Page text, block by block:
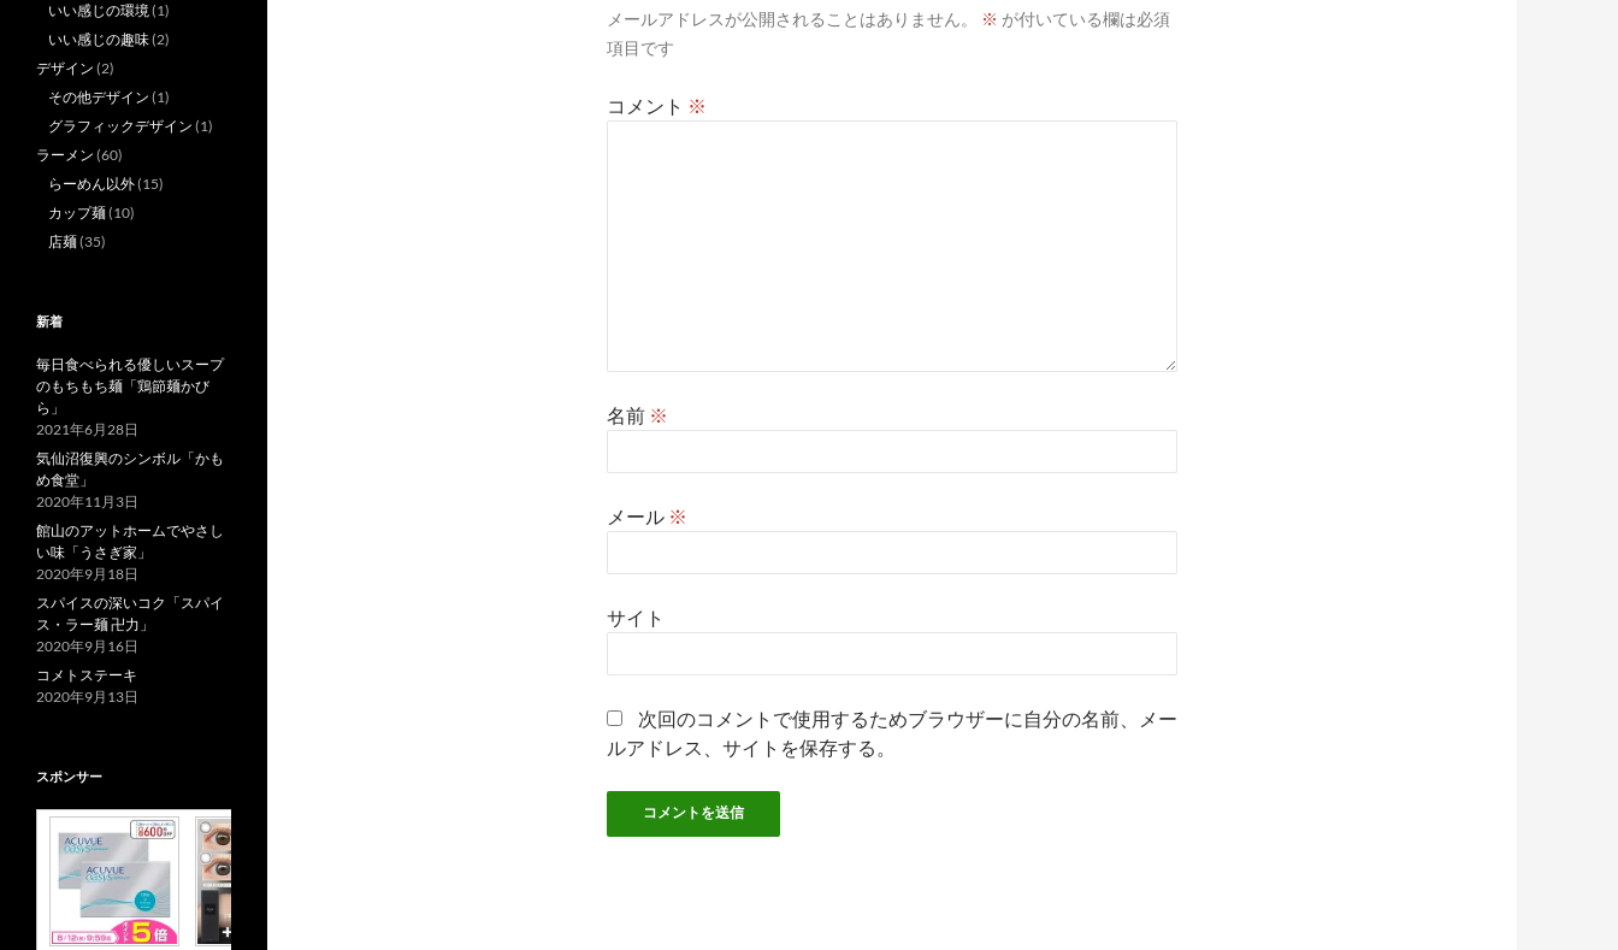
メールアドレスが公開されることはありません。 ※ が付いている欄は必須
項目です
コメント ※
名前 ※
メール ※
サイト
次回のコメントで使用するためブラウザーに自分の名前、メー
ルアドレス、サイトを保存する。
いい感じの環境(1)
いい感じの趣味(2)
デザイン (2)
その他デザイン (1)
グラフィックデザイン (1)
ラーメン (60)
らーめん以外(15)
カップ麺(10)
店麺(35)
新着
毎日食べられる優しいスープ
のもちもち麺「鶏節麺かび
ら」
2021年6月28日
気仙沼復興のシンボル「かも
め食堂」
2020年11月3日
館山のアットホームでやさし
い味「うさぎ家」
2020年9月18日
スパイスの深いコク「スパイ
ス・ラー麺 卍力」
2020年9月16日
コメトステーキ
2020年9月13日
スポンサー